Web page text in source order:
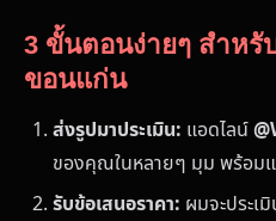
3 ขั้นตอนง่ายๆ สำหรั
ขอนแก่น
ส่งรูปมาประเมิน: แอดไลน์
ของคุณในหลายๆ มุม พร้อม
รับข้อเสนอราคา: ผมจะประเ